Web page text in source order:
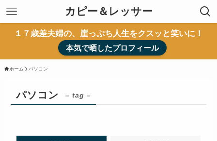
カピー＆レッサー
１７歳差夫婦の、崖っぷち人生をクスッと笑いに！
本気で晒したプロフィール
ホーム パソコン
パソコン – tag –